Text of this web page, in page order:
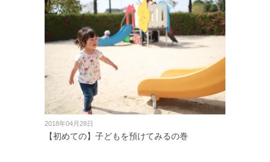
2018年04月28日
【初めての】子どもを預けてみるの巻